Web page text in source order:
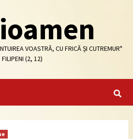
VOASTRĂ, CU FRICĂ ȘI CUTREMUR"
FILIPENI (2, 12)